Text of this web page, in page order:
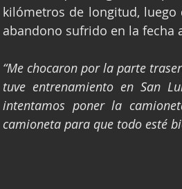
kilómetros de longitud, luego
abandono sufrido en la fecha
“Me chocaron por la parte
tuve entrenamiento en San
intentamos poner la
camioneta para que todo esté